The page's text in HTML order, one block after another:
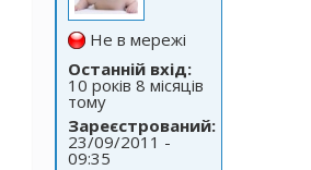
Не в мережі
Останній вхід:
10 років 8 місяців
тому
Зареєстрований:
23/09/2011 -
09:35